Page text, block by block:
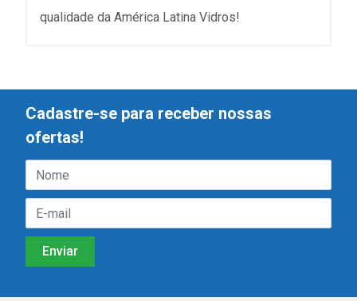
qualidade da América Latina Vidros!
Cadastre-se para receber nossas
ofertas!